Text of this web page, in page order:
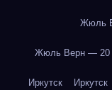
Жюль
Жюль Верн — 20
Иркутск Иркутск